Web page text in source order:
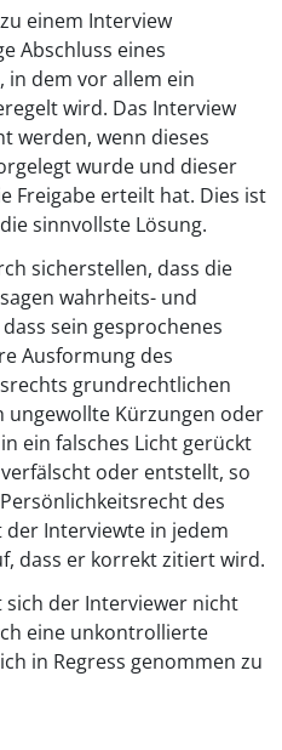
einem Interview
Abschluss eines
in dem vor allem ein
wird. Das Interview
werden, wenn dieses
wurde und dieser
Freigabe erteilt hat. Dies ist
sinnvollste Lösung.
sicherstellen, dass die
wahrheits- und
sein gesprochenes
Ausformung des
grundrechtlichen
ungewollte Kürzungen oder
ein falsches Licht gerückt
oder entstellt, so
des
Interviewte in jedem
dass er korrekt zitiert wird.
sich der Interviewer nicht
eine unkontrollierte
in Regress genommen zu